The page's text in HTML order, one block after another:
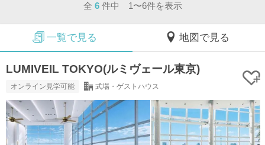
全 6 件中 1〜6件を表示
一覧で見る 地図で見る
LUMIVEIL TOKYO(ルミヴェール東京)
オンライン見学可能 式場・ゲストハウス